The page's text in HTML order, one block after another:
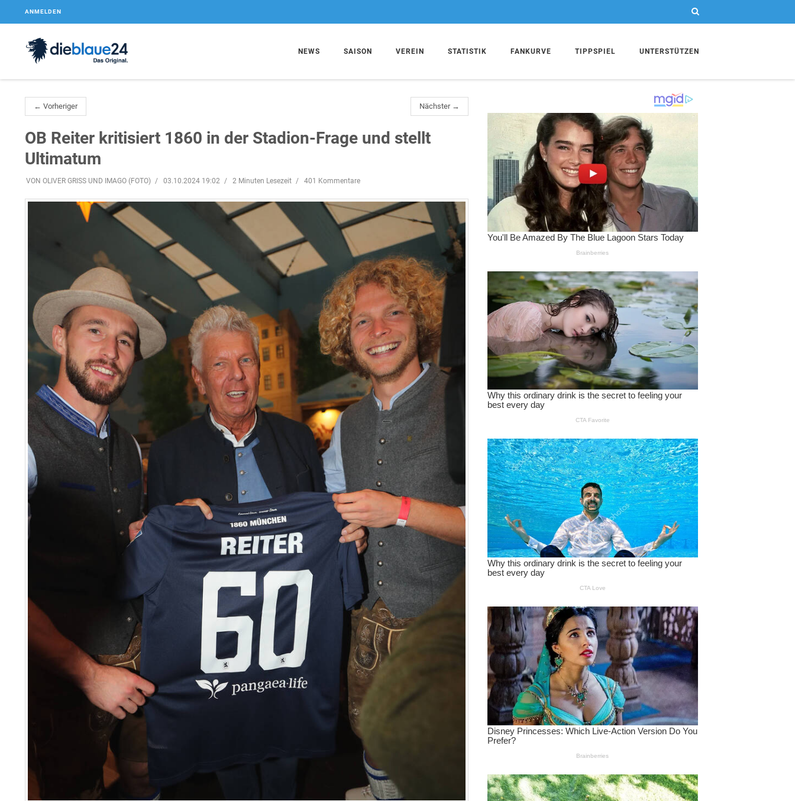
ANMELDEN
NEWS SAISON VEREIN STATISTIK FANKURVE TIPPSPIEL UNTERSTÜTZEN
← Vorheriger Nächster →
OB Reiter kritisiert 1860 in der Stadion-Frage und stellt
Ultimatum
VON OLIVER GRISS UND IMAGO (FOTO) 03.10.2024 19:02 2 Minuten Lesezeit 401 Kommentare